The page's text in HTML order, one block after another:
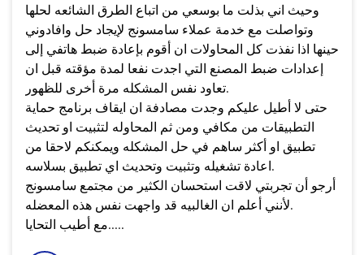
وحيث اني بذلت ما بوسعي من اتباع الطرق الشائعه لحلها
وتواصلت مع خدمة عملاء سامسونج لإيجاد حل وافادوني
حينها اذا نفذت كل المحاولات ان أقوم بإعادة ضبط هاتفي إلى
إعدادات ضبط المصنع التي اجدت نفعا لمدة مؤقته قبل ان
تعاود نفس المشكله مرة أخرى للظهور.
حتى لا أطيل عليكم وجدت مصادفة ان ايقاف برنامج حماية
التطبيقات من مكافي ومن ثم المحاوله لتثبيت او تحديث
تطبيق او أكثر ساهم في حل المشكله ويمكنكم لاحقا من
اعادة تشغيله وتثبيت وتحديث اي تطبيق بسلاسه.
أرجو أن تجربتي لاقت استحسان الكثير من مجتمع سامسونج
لأنني أعلم ان الغالبيه قد واجهت نفس هذه المعضله.
مع أطيب التحايا.....